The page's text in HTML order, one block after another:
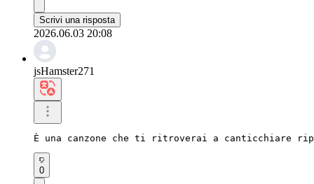
Scrivi una risposta
2026.06.03 20:08
jsHamster271
È una canzone che ti ritroverai a canticchiare
0